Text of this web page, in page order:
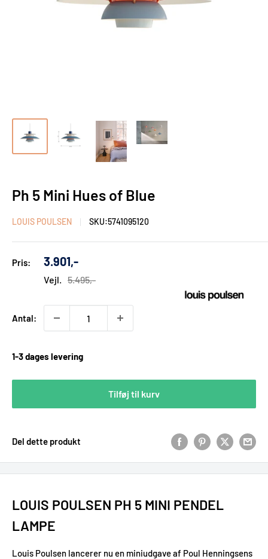
Ph 5 Mini Hues of Blue
LOUIS POULSEN SKU:5741095120
Pris:
Udsalgs
3.901,-
Vejl. 5.495,-
Antal:
1-3 dages levering
Tilføj til kurv
Del dette produkt
LOUIS POULSEN PH 5 MINI PENDEL
LAMPE
Louis Poulsen lancerer nu en miniudgave af Poul Henningsens